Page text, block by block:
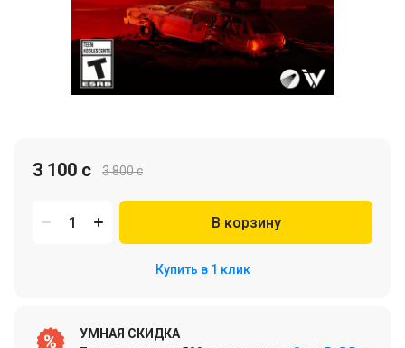
3 800 c
3 100 c
В корзину
Купить в 1 клик
УМНАЯ СКИДКА